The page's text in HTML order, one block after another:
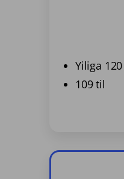
Yiliga
109 til